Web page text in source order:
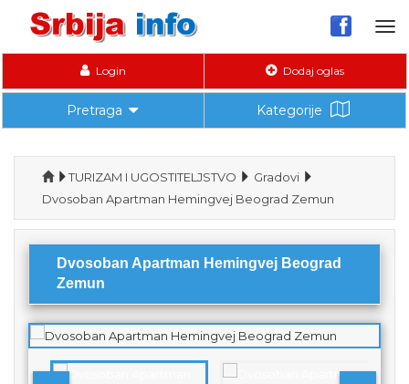
Login Dodaj oglas
Pretraga Kategorije
TURIZAM I UGOSTITELJSTVO
Gradovi
Dvosoban Apartman Hemingvej Beograd Zemun
Dvosoban Apartman Hemingvej Beograd
Zemun